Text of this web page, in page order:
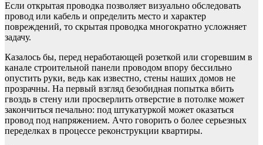
Если открытая проводка позволяет визуально обследовать
провод или кабель и определить место и характер
повреждений, то скрытая проводка многократно усложняет
задачу.
Казалось бы, перед неработающей розеткой или сгоревшим в
канале строительной панели проводом впору бессильно
опустить руки, ведь как известно, стены наших домов не
прозрачны. На первый взгляд безобидная попытка вбить
гвоздь в стену или просверлить отверстие в потолке может
закончиться печально: под штукатуркой может оказаться
провод под напряжением. Ачто говорить о более серьезных
переделках в процессе реконструкции квартиры.